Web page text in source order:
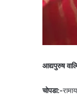
आद्यपुरुष
चोपडा:-